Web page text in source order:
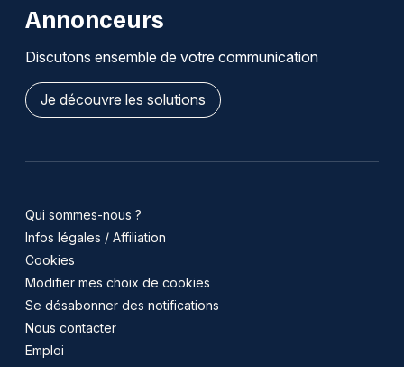
Annonceurs
Discutons ensemble de votre communication
Je découvre les solutions
Qui sommes-nous ?
Infos légales / Affiliation
Cookies
Modifier mes choix de cookies
Se désabonner des notifications
Nous contacter
Emploi